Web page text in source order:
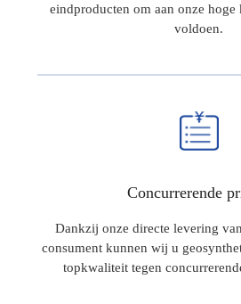
eindproducten om aan onze
voldoen.
Concurrerende
Dankzij onze directe levering
consument kunnen wij u
topkwaliteit tegen